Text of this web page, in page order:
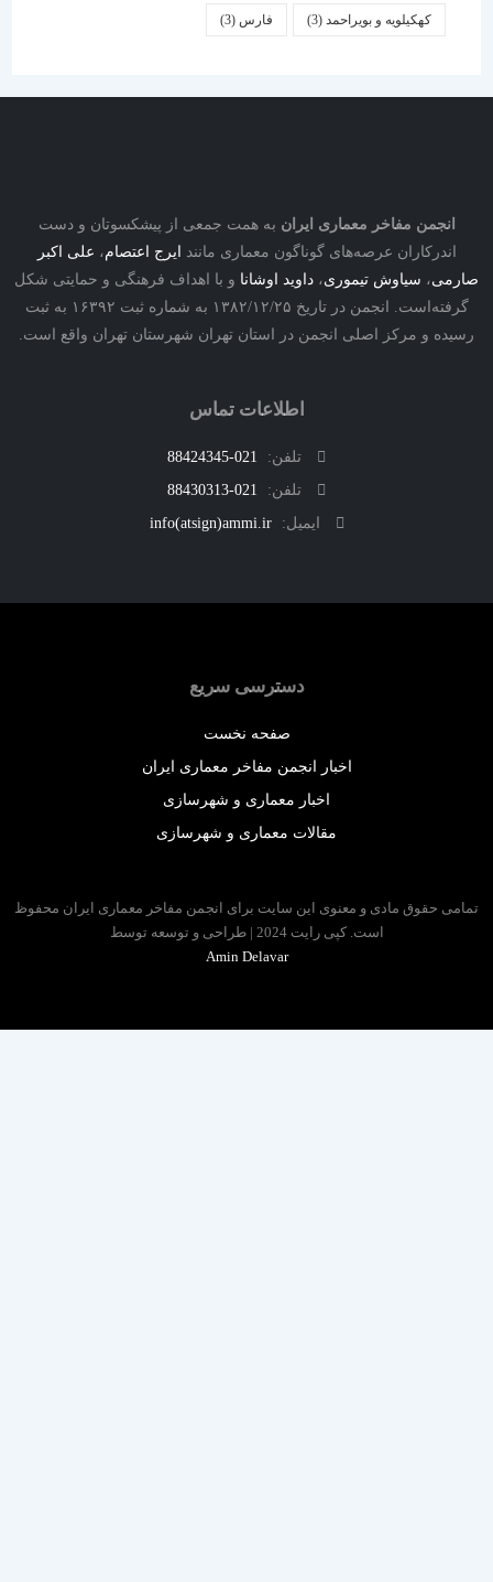
کهکیلویه و بویراحمد(3) فارس
مفاخر معماری ایرانبه همت جمعی از پیشکسوتان و دست
عرصه‌های گوناگون معماری مانندایرج اعتصام،علی اکبر
،سیاوش تیموری،داوید اوشاناو با اهداف فرهنگی و حمایتی شکل
گرفته‌است. انجمن در تاریخ ۱۳۸۲/۱۲/۲۵ به شماره ثبت ۱۶۳۹۲ به ثبت
و مرکز اصلی انجمن در استان تهران شهرستان تهران واقع است.
اطلاعات تماس
تلفن:
021-88424345
تلفن:
021-88430313
ایمیل:
info(atsign)ammi.ir
دسترسی سریع
صفحه نخست
اخبار انجمن مفاخر معماری ایران
اخبار معماری و شهرسازی
مقالات معماری و شهرسازی
حقوق مادی و معنوی این سایت برای انجمن مفاخر معماری ایران محفوظ
است. کپی رایت 2024 | طراحی و توسعه توسط
Amin Delavar